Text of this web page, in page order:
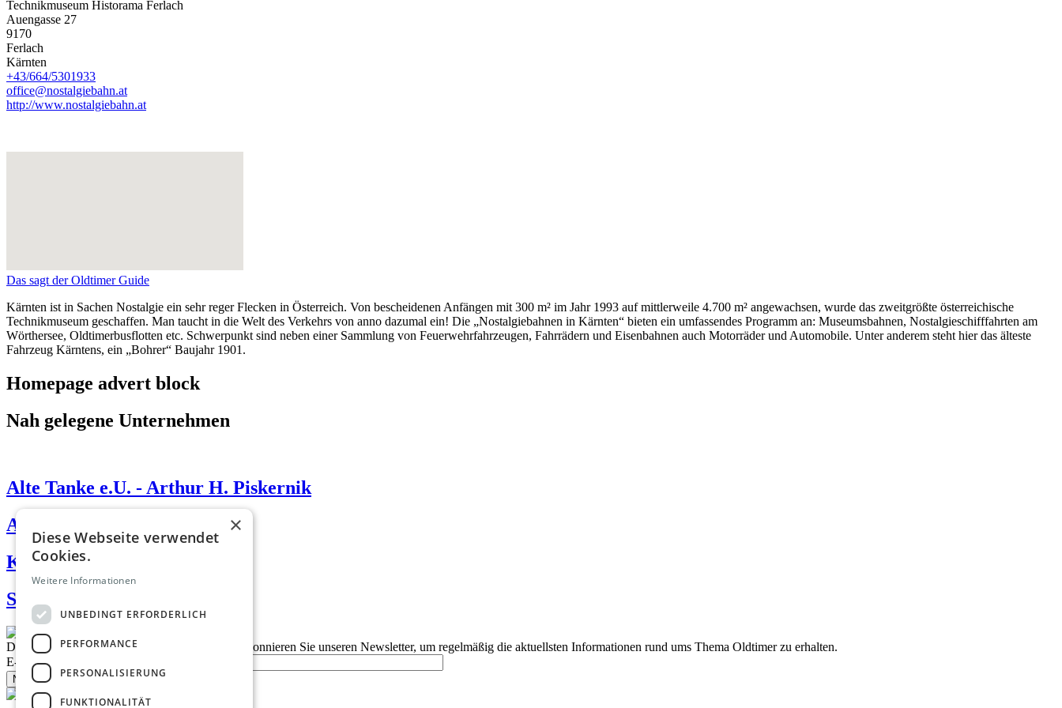
Technikmuseum Historama Ferlach
Auengasse 27
9170
Ferlach
Kärnten
+43/664/5301933
office@nostalgiebahn.at
http://www.nostalgiebahn.at
Das sagt der Oldtimer Guide
Kärnten ist in Sachen Nostalgie ein sehr reger Flecken in Österreich. Von bescheidenen Anfängen mit 300 m² im Jahr 1993 auf mittlerweile 4.700 m² angewachsen, wurde das zweitgrößte österreichische
Technikmuseum geschaffen. Man taucht in die Welt des Verkehrs von anno dazumal ein! Die „Nostalgiebahnen in Kärnten“ bieten ein umfassendes Programm an: Museumsbahnen, Nostalgieschifffahrten am
Wörthersee, Oldtimerbusflotten etc. Schwerpunkt sind neben einer Sammlung von Feuerwehrfahrzeugen, Fahrrädern und Eisenbahnen auch Motorräder und Automobile. Unter anderem steht hier das älteste
Fahrzeug Kärntens, ein „Bohrer“ Baujahr 1901.
Homepage advert block
Nah gelegene Unternehmen
Alte Tanke e.U. - Arthur H. Piskernik
Auto Karosserie Fritz GmbH
Köck Justin
Steyr Puch Club Austria/SPA
Description Bleiben Sie auf dem Laufenden
Abonnieren Sie unseren Newsletter, um regelmäßig die aktuellsten Informationen rund ums Thema Oldtimer zu erhalten.
E-Mail
Newsletter bestellen
×
Diese Webseite verwendet
Cookies.
Weitere Informationen
UNBEDINGT ERFORDERLICH
PERFORMANCE
PERSONALISIERUNG
FUNKTIONALITÄT